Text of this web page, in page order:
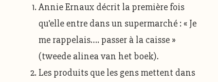
Annie Ernaux décrit la première fois
qu’elle entre dans un supermarché : « Je
me rappelais…. passer à la caisse »
(tweede alinea van het boek).
Les produits que les gens mettent dans